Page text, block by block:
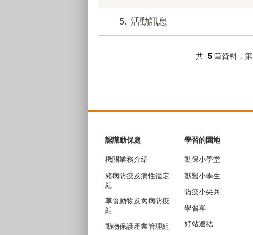
5 活動訊息
共 5 筆資料，第
認識動保處
機關業務介紹
豬病防疫及病性鑑定
組
草食動物及禽病防疫
組
動物保護產業管理組
學習的園地
動保小學堂
獸醫小學生
防疫小尖兵
學習單
好站連結